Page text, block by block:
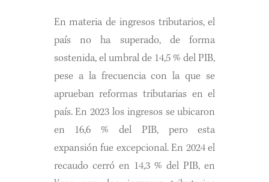
En materia de ingresos tributarios, el
país no ha superado, de forma
sostenida, el umbral de 14,5 % del PIB,
pese a la frecuencia con la que se
aprueban reformas tributarias en el
país. En 2023 los ingresos se ubicaron
en 16,6 % del PIB, pero esta
expansión fue excepcional. En 2024 el
recaudo cerró en 14,3 % del PIB, en